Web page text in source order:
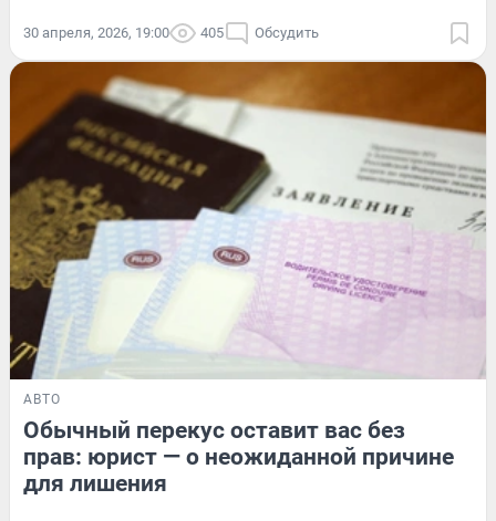
30 апреля, 2026, 19:00 405 Обсудить
АВТО
Обычный перекус оставит вас без
прав: юрист — о неожиданной причине
для лишения